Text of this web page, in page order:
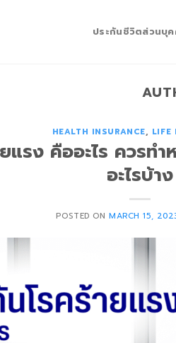
ประกันชีวิตส่วนบุ
HEALTH INSURANCE, LIFE
แรง คืออะไร ควรท
อะไรบ้าง
POSTED ONMARCH 15,